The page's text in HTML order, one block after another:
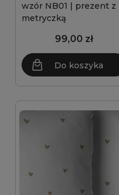
wzór NB01 | prezent z
metryczką
99,00 zł
Do koszyka